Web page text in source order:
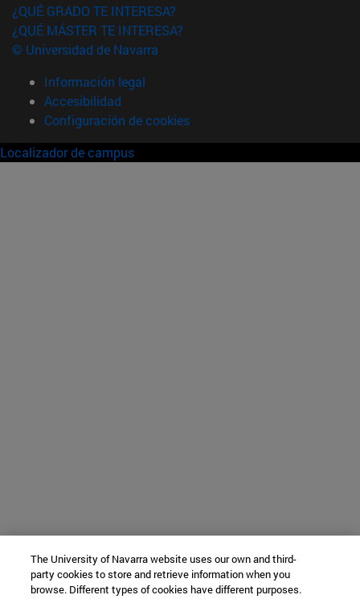
¿QUÉ GRADO TE INTERESA?
¿QUÉ MÁSTER TE INTERESA?
© Universidad de Navarra
Información legal
Accesibilidad
Configuración de cookies
Localizador de campus
The University of Navarra website uses our own and third-
party cookies to store and retrieve information when you
browse. Different types of cookies have different purposes.